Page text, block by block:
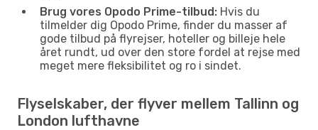
Brug vores Opodo Prime-tilbud: Hvis du
tilmelder dig Opodo Prime, finder du masser af
gode tilbud på flyrejser, hoteller og billeje hele
året rundt, ud over den store fordel at rejse med
meget mere fleksibilitet og ro i sindet.
Flyselskaber, der flyver mellem Tallinn og
London lufthavne